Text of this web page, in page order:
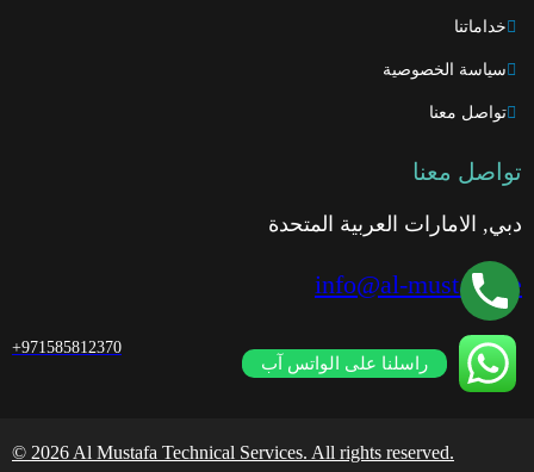
خداماتنا
سياسة الخصوصية
تواصل معنا
تواصل معنا
دبي, الامارات العربية المتحدة
info@al-mustafa.ae
+971585812370
© 2026 Al Mustafa Technical Services. All rights reserved.
راسلنا على الواتس آب